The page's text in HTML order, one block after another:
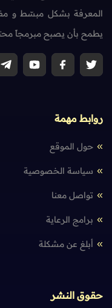
المعرفة بشكل مبسّط و
يطمح بأن يصبح مبرمجاً
روابط مهمة
حول الموقع
سياسة الخصوصية
تواصل معنا
برامج الرعاية
أبلغ عن مشكلة
حقوق النشر